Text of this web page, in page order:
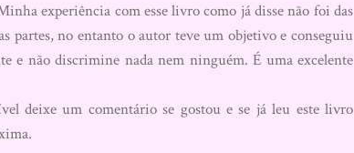
experiência com esse livro como já disse não foi das
partes, no entanto o autor teve um objetivo e conseguiu
e não discrimine nada nem ninguém. É uma excelente
deixe um comentário se gostou e se já leu este livro